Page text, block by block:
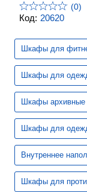
Код: 20620
(0)
Шкафы для
Шкафы для
Шкафы архивные
Шкафы для
Внутреннее
Шкафы для